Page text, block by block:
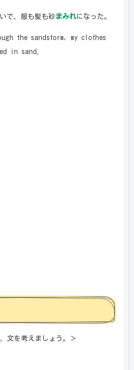
で、服も髪も砂まみれになった。
the sandstorm, my clothes
in sand.
文を考えましょう。＞